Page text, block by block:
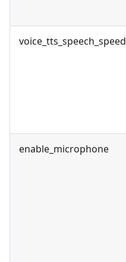
voice_tts_speech_speed
enable_microphone